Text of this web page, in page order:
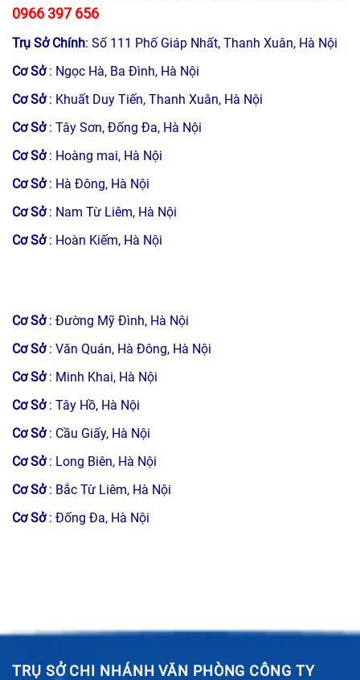
0966 397 656
Trụ Sở Chính: Số 111 Phố Giáp Nhất, Thanh Xuân, Hà Nội
Cơ Sở : Ngọc Hà, Ba Đình, Hà Nội
Cơ Sở : Khuất Duy Tiến, Thanh Xuân, Hà Nội
Cơ Sở : Tây Sơn, Đống Đa, Hà Nội
Cơ Sở: Hoàng mai, Hà Nội
Cơ Sở : Hà Đông, Hà Nội
Cơ Sở : Nam Từ Liêm, Hà Nội
Cơ Sở : Hoàn Kiếm, Hà Nội
Cơ Sở : Đường Mỹ Đình, Hà Nội
Cơ Sở : Văn Quán, Hà Đông, Hà Nội
Cơ Sở : Minh Khai, Hà Nội
Cơ Sở : Tây Hồ, Hà Nội
Cơ Sở: Cầu Giấy, Hà Nội
Cơ Sở : Long Biên, Hà Nội
Cơ Sở : Bắc Từ Liêm, Hà Nội
Cơ Sở : Đống Đa, Hà Nội
TRỤ SỞ CHI NHÁNH VĂN PHÒNG CÔNG TY